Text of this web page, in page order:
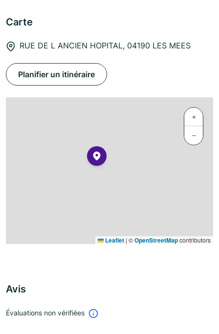
Carte
RUE DE L ANCIEN HOPITAL, 04190 LES MEES
Planifier un itinéraire
+
−
Leaflet | ©OpenStreetMapcontributors
Avis
Évaluations non vérifiées